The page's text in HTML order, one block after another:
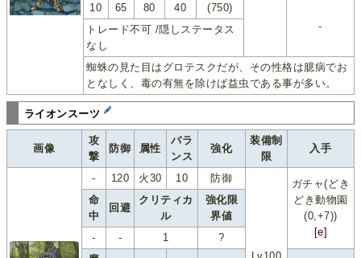
10 65 80 40
(750)
-
トレード不可 /隠しステータス
なし
蜘蛛の見た目はグロテスクだが、その性格は臆病でお
となしく、毒の有無を除けば益虫である事が多い。
ライオンスーツ
画像
攻
撃
防御 属性
バラ
ンス
強化
装備制
限
入手
- 120 火30 10 防御
ガチャ(どき
どき動物園
(0,+7))
[e]
命
中
回避
クリティカ
ル
強化限
界値
-
- 1
?